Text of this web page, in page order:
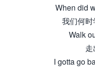
When did
我们何
Walk
I gotta go